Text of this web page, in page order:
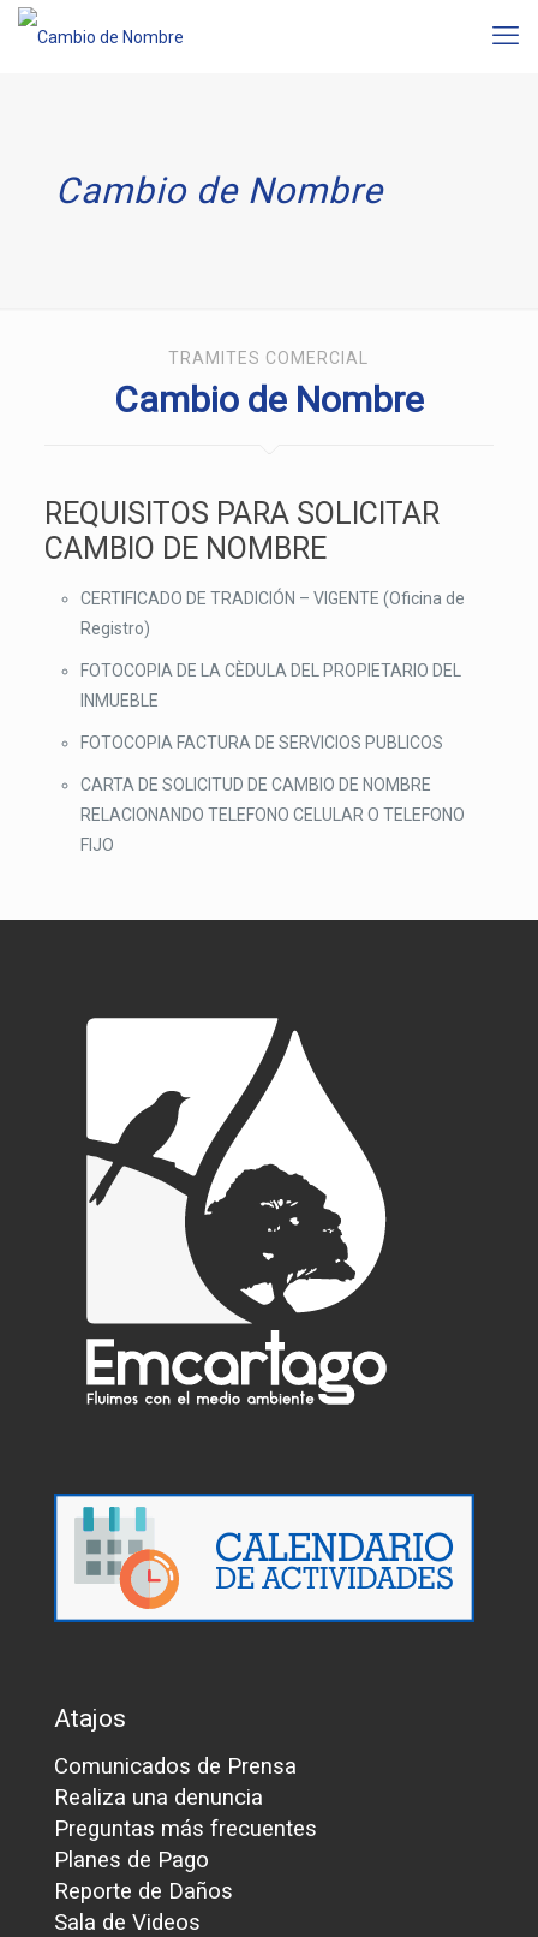
Cambio de Nombre
TRAMITES COMERCIAL
Cambio de Nombre
REQUISITOS PARA SOLICITAR
CAMBIO DE NOMBRE
CERTIFICADO DE TRADICIÓN – VIGENTE (Oficina de
Registro)
FOTOCOPIA DE LA CÈDULA DEL PROPIETARIO DEL
INMUEBLE
FOTOCOPIA FACTURA DE SERVICIOS PUBLICOS
CARTA DE SOLICITUD DE CAMBIO DE NOMBRE
RELACIONANDO TELEFONO CELULAR O TELEFONO
FIJO
Atajos
Comunicados de Prensa
Realiza una denuncia
Preguntas más frecuentes
Planes de Pago
Reporte de Daños
Sala de Videos